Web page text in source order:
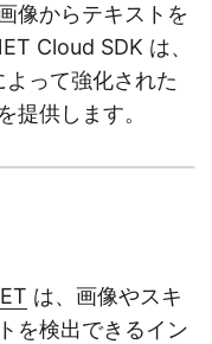
像からテキストを
Cloud SDK は、
って強化された
提供します。
は、画像やスキ
を検出できるイン